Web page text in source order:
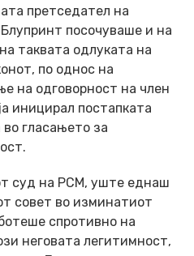
претседател на
посочуваше и на
таквата одлуката на
по однос на
на одговорност на член
иницирал постапката
гласањето за
суд на РСМ, уште еднаш
совет во изминатиот
спротивно на
неговата легитимност,